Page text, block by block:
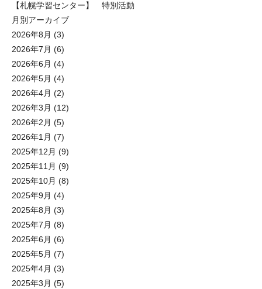
【札幌学習センター】 特別活動
月別アーカイブ
2026年8月 (3)
2026年7月 (6)
2026年6月 (4)
2026年5月 (4)
2026年4月 (2)
2026年3月 (12)
2026年2月 (5)
2026年1月 (7)
2025年12月 (9)
2025年11月 (9)
2025年10月 (8)
2025年9月 (4)
2025年8月 (3)
2025年7月 (8)
2025年6月 (6)
2025年5月 (7)
2025年4月 (3)
2025年3月 (5)